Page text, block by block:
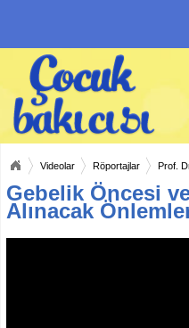
Videolar Röportajlar Prof.
Gebelik Öncesi
Alınacak